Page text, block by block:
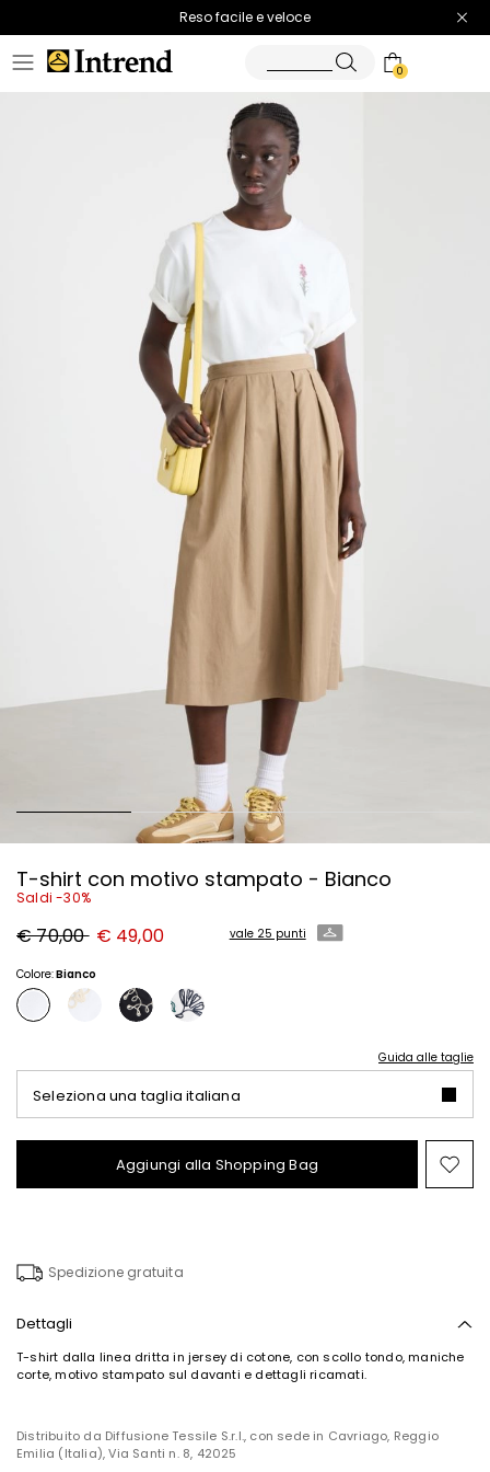
Spedizione gratuita
Reso facile e veloce
0
T-shirt con motivo stampato - Bianco
Saldi -30%
Prezzo
originale
70,00
€ 70,00 Nuovo
prezzo
49,00
€ 49,00 vale 25 punti
Colore:Bianco
Guida alle taglie
Seleziona una taglia italiana
Aggiungi alla Shopping Bag
Spedizione gratuita
Dettagli
T-shirt dalla linea dritta in jersey di cotone, con scollo tondo, maniche
corte, motivo stampato sul davanti e dettagli ricamati.
Distribuito da Diffusione Tessile S.r.l., con sede in Cavriago, Reggio
Emilia (Italia), Via Santi n. 8, 42025